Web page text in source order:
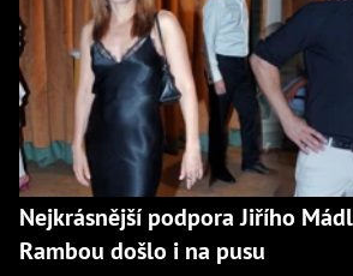
Nejkrásnější podpora Jiřího
Rambou došlo i na pusu